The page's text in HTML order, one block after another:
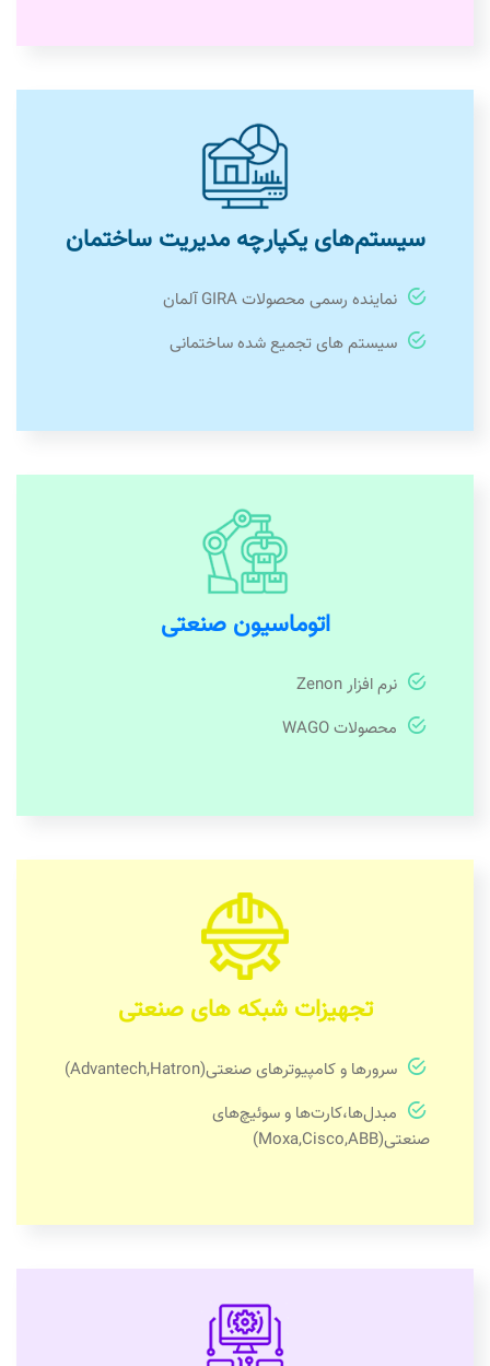
سیستم‌های یکپارچه مدیریت ساختمان
نماینده رسمی محصولات GIRA آلمان
سیستم های تجمیع شده ساختمانی
اتوماسیون صنعتی
نرم افزار Zenon
محصولات WAGO
تجهیزات شبکه های صنعتی
سرورها و کامپیوترهای صنعتی(Advantech,Hatron)
مبدل‌ها،کارت‌ها و سوئیچ‌های
صنعتی(Moxa,Cisco,ABB)